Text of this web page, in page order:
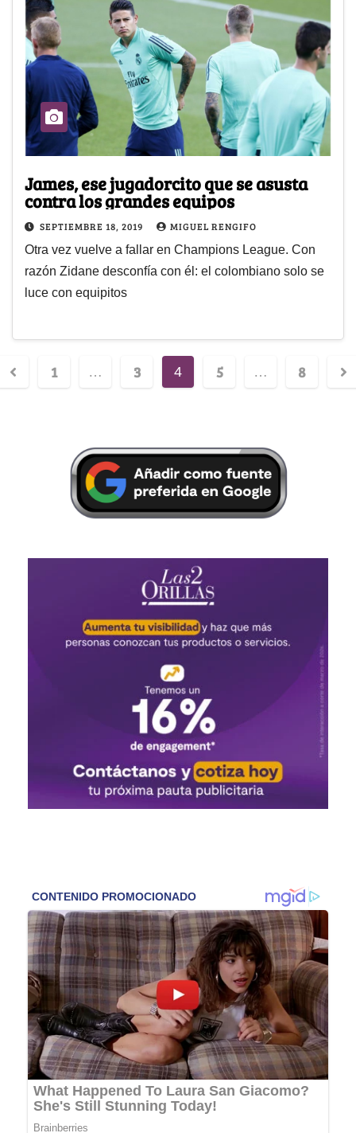
James, ese jugadorcito que se asusta
contra los grandes equipos
SEPTIEMBRE 18, 2019 MIGUEL RENGIFO
Otra vez vuelve a fallar en Champions League. Con
razón Zidane desconfía con él: el colombiano solo se
luce con equipitos
1 … 3 4 5 … 8